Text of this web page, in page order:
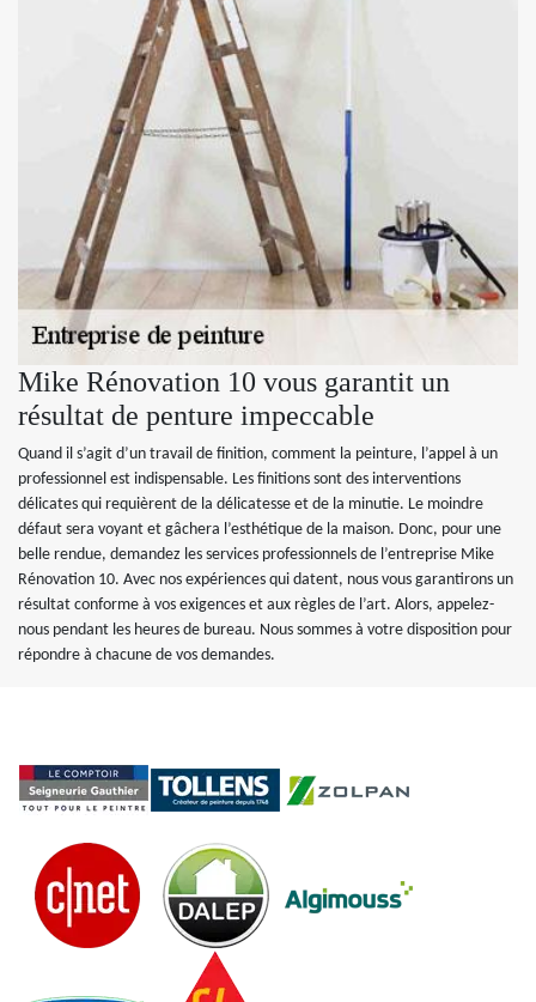
Mike Rénovation 10 vous garantit un
résultat de penture impeccable
Quand il s’agit d’un travail de finition, comment la peinture, l’appel à un
professionnel est indispensable. Les finitions sont des interventions
délicates qui requièrent de la délicatesse et de la minutie. Le moindre
défaut sera voyant et gâchera l’esthétique de la maison. Donc, pour une
belle rendue, demandez les services professionnels de l’entreprise Mike
Rénovation 10. Avec nos expériences qui datent, nous vous garantirons un
résultat conforme à vos exigences et aux règles de l’art. Alors, appelez-
nous pendant les heures de bureau. Nous sommes à votre disposition pour
répondre à chacune de vos demandes.